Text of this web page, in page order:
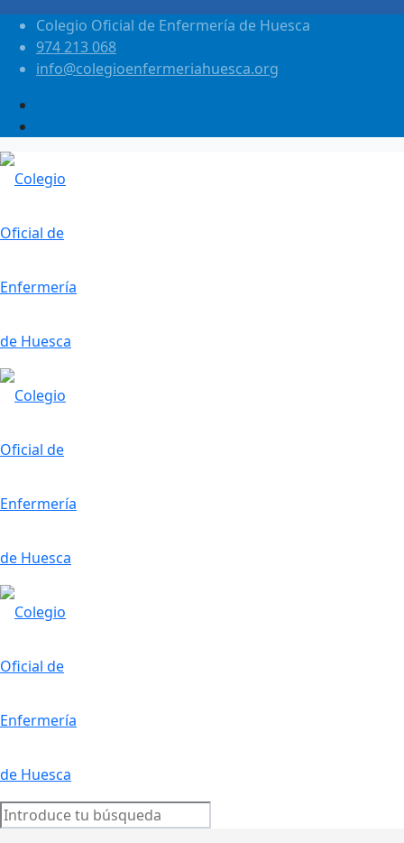
Colegio Oficial de Enfermería de Huesca
974 213 068
info@colegioenfermeriahuesca.org